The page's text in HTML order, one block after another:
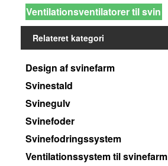
Ventilationsventilatorer til svin
Relateret kategori
Design af svinefarm
Svinestald
Svinegulv
Svinefoder
Svinefodringssystem
Ventilationssystem til svinefarm